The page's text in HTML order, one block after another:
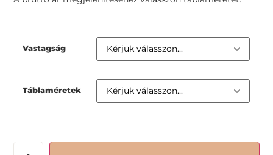
Vastagság
Táblaméretek